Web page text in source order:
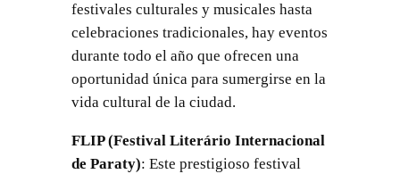
festivales culturales y musicales hasta
celebraciones tradicionales, hay eventos
durante todo el año que ofrecen una
oportunidad única para sumergirse en la
vida cultural de la ciudad.
FLIP (Festival Literário Internacional
de Paraty): Este prestigioso festival